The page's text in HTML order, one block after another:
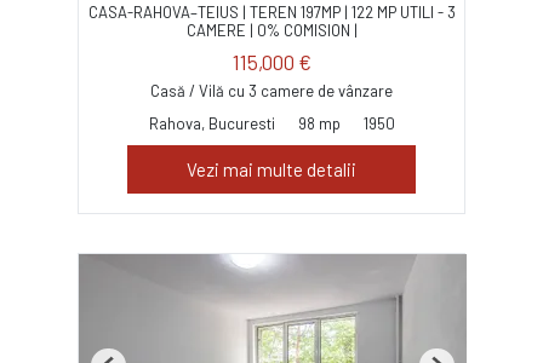
CASA-RAHOVA–TEIUS | TEREN 197MP | 122 MP UTILI - 3
CAMERE | 0% COMISION |
115,000 €
Casă / Vilă cu 3 camere de vânzare
Rahova, Bucuresti
98 mp 1950
Vezi mai multe detalii